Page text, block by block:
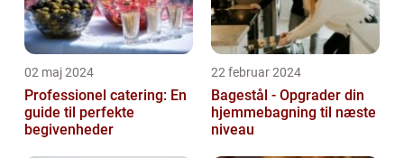
02 maj 2024
Professionel catering: En
guide til perfekte
begivenheder
22 februar 2024
Bagestål - Opgrader din
hjemmebagning til næste
niveau